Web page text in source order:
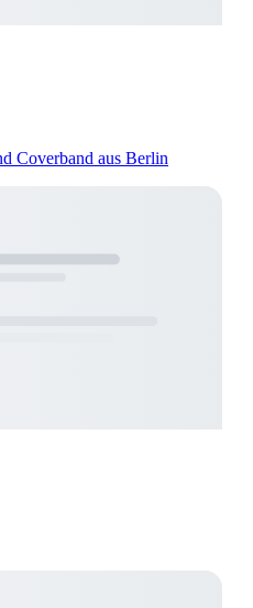
Coverband aus Berlin